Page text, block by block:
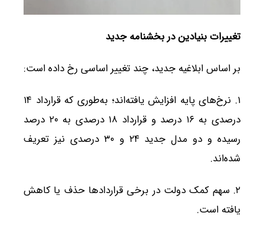
تغییرات بنیادین در بخشنامه جدید
بر اساس ابلاغیه جدید، چند تغییر اساسی رخ داده است:
۱. نرخ‌های پایه افزایش یافته‌اند؛ به‌طوری که قرارداد ۱۴
درصدی به ۱۶ درصد و قرارداد ۱۸ درصدی به ۲۰ درصد
رسیده و دو مدل جدید ۲۴ و ۳۰ درصدی نیز تعریف
شده‌اند.
۲. سهم کمک دولت در برخی قراردادها حذف یا کاهش
یافته است.